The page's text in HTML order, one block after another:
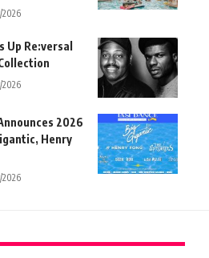
Up Re:versal
2026
Henry